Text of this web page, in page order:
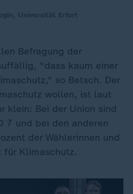
Befragung der
"dass kaum einer
so Betsch. Der
wollen, ist laut
klein: Bei der Union sind
7 und bei den anderen
der Wählerinnen und
für Klimaschutz.